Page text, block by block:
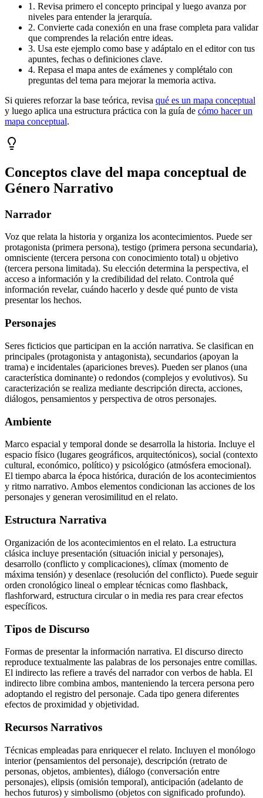
1. Revisa primero el concepto principal y luego avanza por
niveles para entender la jerarquía.
2. Convierte cada conexión en una frase completa para validar
que comprendes la relación entre ideas.
3. Usa este ejemplo como base y adáptalo en el editor con tus
apuntes, fechas o definiciones clave.
4. Repasa el mapa antes de exámenes y complétalo con
preguntas del tema para mejorar la memoria activa.
Si quieres reforzar la base teórica, revisa qué es un mapa conceptual
y luego aplica una estructura práctica con la guía de cómo hacer un
mapa conceptual.
Conceptos clave del mapa conceptual de
Género Narrativo
Narrador
Voz que relata la historia y organiza los acontecimientos. Puede ser
protagonista (primera persona), testigo (primera persona secundaria),
omnisciente (tercera persona con conocimiento total) u objetivo
(tercera persona limitada). Su elección determina la perspectiva, el
acceso a información y la credibilidad del relato. Controla qué
información revelar, cuándo hacerlo y desde qué punto de vista
presentar los hechos.
Personajes
Seres ficticios que participan en la acción narrativa. Se clasifican en
principales (protagonista y antagonista), secundarios (apoyan la
trama) e incidentales (apariciones breves). Pueden ser planos (una
característica dominante) o redondos (complejos y evolutivos). Su
caracterización se realiza mediante descripción directa, acciones,
diálogos, pensamientos y perspectiva de otros personajes.
Ambiente
Marco espacial y temporal donde se desarrolla la historia. Incluye el
espacio físico (lugares geográficos, arquitectónicos), social (contexto
cultural, económico, político) y psicológico (atmósfera emocional).
El tiempo abarca la época histórica, duración de los acontecimientos
y ritmo narrativo. Ambos elementos condicionan las acciones de los
personajes y generan verosimilitud en el relato.
Estructura Narrativa
Organización de los acontecimientos en el relato. La estructura
clásica incluye presentación (situación inicial y personajes),
desarrollo (conflicto y complicaciones), clímax (momento de
máxima tensión) y desenlace (resolución del conflicto). Puede seguir
orden cronológico lineal o emplear técnicas como flashback,
flashforward, estructura circular o in media res para crear efectos
específicos.
Tipos de Discurso
Formas de presentar la información narrativa. El discurso directo
reproduce textualmente las palabras de los personajes entre comillas.
El indirecto las refiere a través del narrador con verbos de habla. El
indirecto libre combina ambos, manteniendo la tercera persona pero
adoptando el registro del personaje. Cada tipo genera diferentes
efectos de proximidad y objetividad.
Recursos Narrativos
Técnicas empleadas para enriquecer el relato. Incluyen el monólogo
interior (pensamientos del personaje), descripción (retrato de
personas, objetos, ambientes), diálogo (conversación entre
personajes), elipsis (omisión temporal), anticipación (adelanto de
hechos futuros) y simbolismo (objetos con significado profundo).